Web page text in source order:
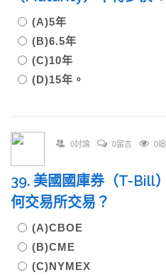
(A)5年
(B)6.5年
(C)10年
(D)15年。
0討論 0留言 0
39. 美國國庫券（T-Bill
何交易所交易？
(A)CBOE
(B)CME
(C)NYMEX